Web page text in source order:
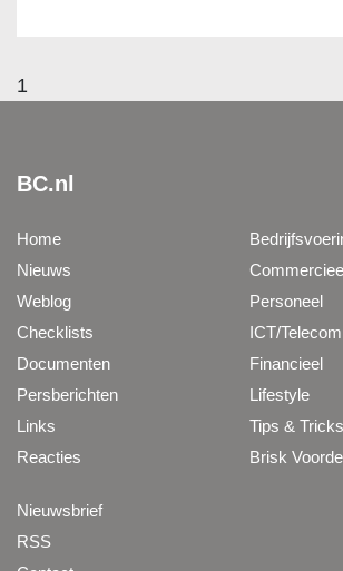
1
BC.nl
Home
Nieuws
Weblog
Checklists
Documenten
Persberichten
Links
Reacties
Personeel
ICT/Telecom
Financieel
Lifestyle
Tips & Tricks
Brisk
Nieuwsbrief
RSS